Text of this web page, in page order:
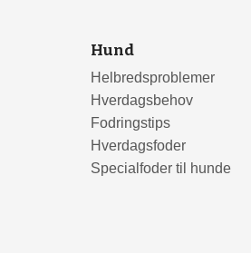
Hund
Helbredsproblemer
Hverdagsbehov
Fodringstips
Hverdagsfoder
Specialfoder til hunde